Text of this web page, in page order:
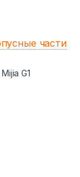
части
G1